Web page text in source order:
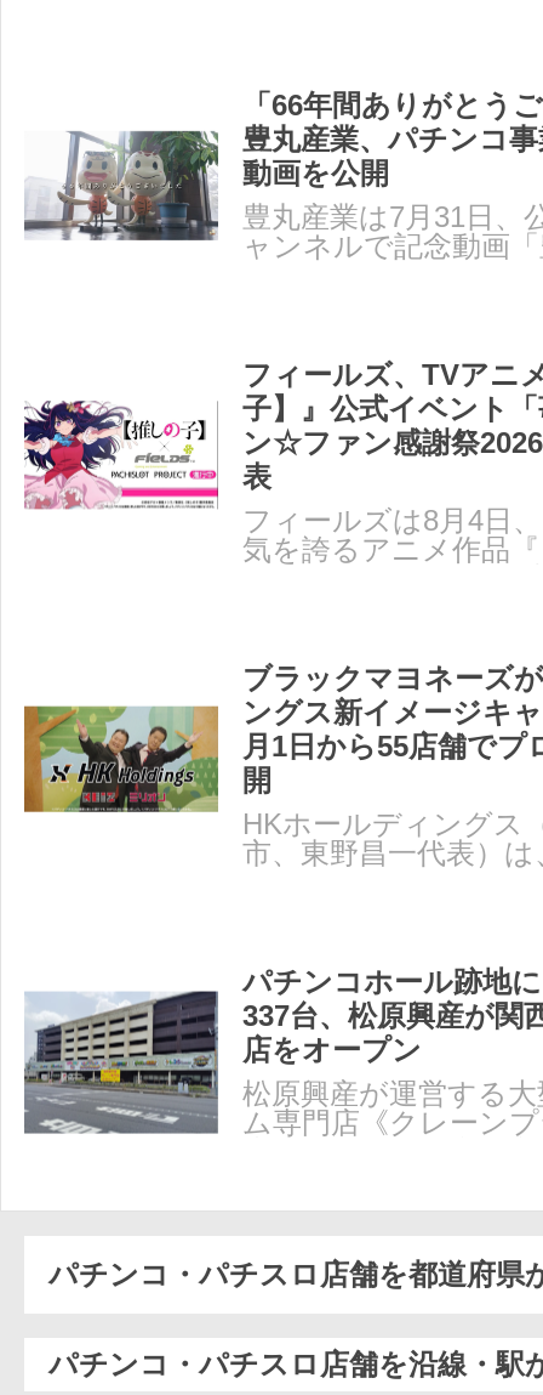
「66年間ありがとう
豊丸産業、パチンコ
動画を公開
豊丸産業は7月31日、
ャンネルで記念動画
フィールズ、TVアニ
子】』公式イベント
ン☆ファン感謝祭
表
フィールズは8月4日
気を誇るアニメ作品
ブラックマヨネーズ
ングス新イメージキ
月1日から55店舗でプ
開
HKホールディングス
市、東野昌一代表）
パチンコホール跡地
337台、松原興産が関
店をオープン
松原興産が運営する
ム専門店《クレーン
パチンコ・パチスロ店舗を都道府県
パチンコ・パチスロ店舗を沿線・駅